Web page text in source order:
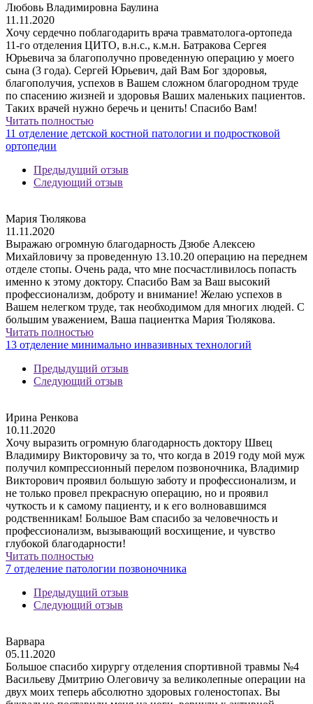
Любовь Владимировна Баулина
11.11.2020
Хочу сердечно поблагодарить врача травматолога-ортопеда
11-го отделения ЦИТО, в.н.с., к.м.н. Батракова Сергея
Юрьевича за благополучно проведенную операцию у моего
сына (3 года). Сергей Юрьевич, дай Вам Бог здоровья,
благополучия, успехов в Вашем сложном благородном труде
по спасению жизней и здоровья Ваших маленьких пациентов.
Таких врачей нужно беречь и ценить! Спасибо Вам!
Читать полностью
11 отделение детской костной патологии и подростковой
ортопедии
Предыдущий отзыв
Следующий отзыв
Мария Тюлякова
11.11.2020
Выражаю огромную благодарность Дзюбе Алексею
Михайловичу за проведенную 13.10.20 операцию на переднем
отделе стопы. Очень рада, что мне посчастливилось попасть
именно к этому доктору. Спасибо Вам за Ваш высокий
профессионализм, доброту и внимание! Желаю успехов в
Вашем нелегком труде, так необходимом для многих людей. С
большим уважением, Ваша пациентка Мария Тюлякова.
Читать полностью
13 отделение минимально инвазивных технологий
Предыдущий отзыв
Следующий отзыв
Ирина Ренкова
10.11.2020
Хочу выразить огромную благодарность доктору Швец
Владимиру Викторовичу за то, что когда в 2019 году мой муж
получил компрессионный перелом позвоночника, Владимир
Викторович проявил большую заботу и профессионализм, и
не только провел прекрасную операцию, но и проявил
чуткость и к самому пациенту, и к его волновавшимся
родственникам! Большое Вам спасибо за человечность и
профессионализм, вызывающий восхищение, и чувство
глубокой благодарности!
Читать полностью
7 отделение патологии позвоночника
Предыдущий отзыв
Следующий отзыв
Варвара
05.11.2020
Большое спасибо хирургу отделения спортивной травмы №4
Васильеву Дмитрию Олеговичу за великолепные операции на
двух моих теперь абсолютно здоровых голеностопах. Вы